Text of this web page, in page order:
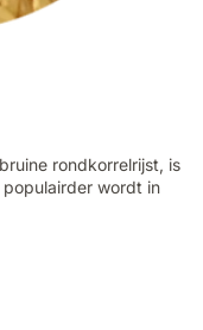
rondkorrelrijst, is
wordt in